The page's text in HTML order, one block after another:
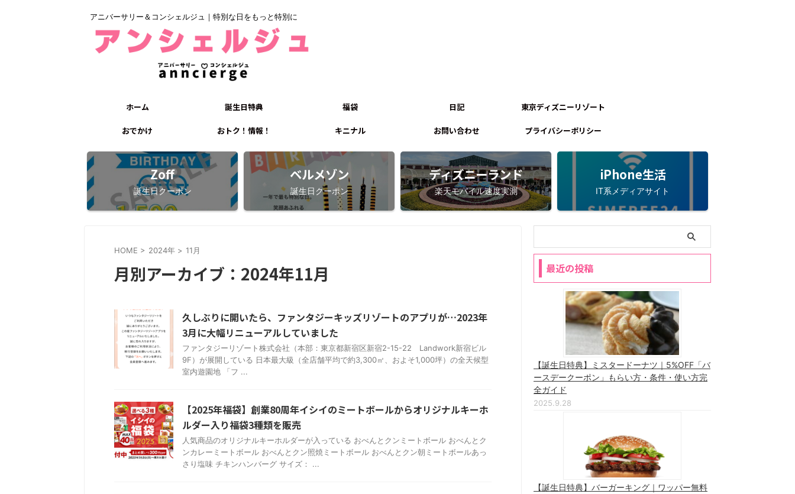
アニバーサリー＆コンシェルジュ｜特別な日をもっと特別に
ホーム 誕生日特典 福袋 日記 東京ディズニーリゾート
おでかけ おトク！情報！ キニナル お問い合わせ プライバシーポリシー
Zoff
誕生日クーポン
ベルメゾン
誕生日クーポン
ディズニーランド
楽天モバイル速度実測
iPhone生活
IT系メディアサイト
HOME > 2024年 > 11月
月別アーカイブ：2024年11月
久しぶりに開いたら、ファンタジーキッズリゾートのアプリが…2023年
3月に大幅リニューアルしていました
ファンタジーリゾート株式会社（本部：東京都新宿区新宿2-15-22 Landwork新宿ビル
9F）が展開している 日本最大級（全店舗平均で約3,300㎡、およそ1,000坪）の全天候型
室内遊園地 「フ ...
【2025年福袋】創業80周年イシイのミートボールからオリジナルキーホ
ルダー入り福袋3種類を販売
人気商品のオリジナルキーホルダーが入っている おべんとクンミートボール おべんとク
ンカレーミートボール おべんとクン照焼ミートボール おべんとクン朝ミートボールあっ
さり塩味 チキンハンバーグ サイズ： ...
最近の投稿
【誕生日特典】ミスタードーナツ｜5%OFF「バ
ースデークーポン」もらい方・条件・使い方完
全ガイド
2025.9.28
【誕生日特典】バーガーキング｜ワッパー無料